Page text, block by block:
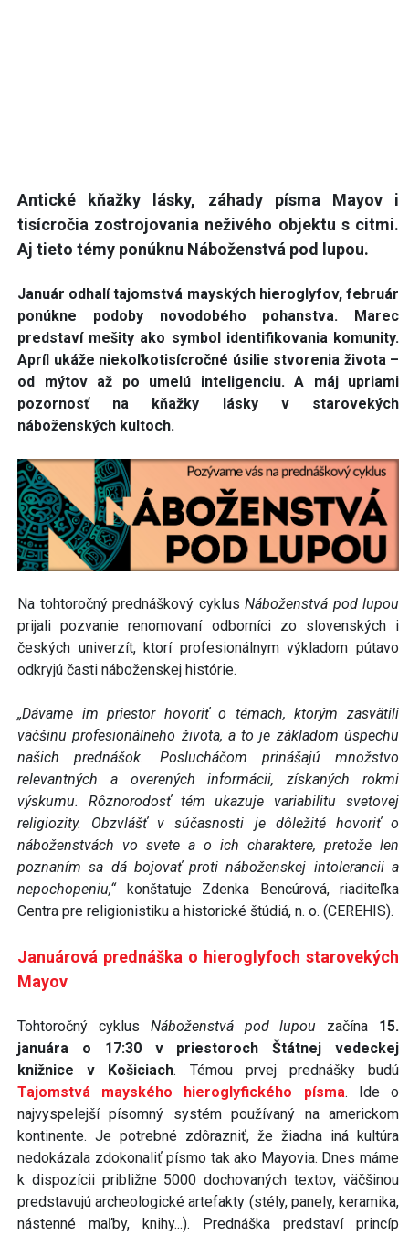
Antické kňažky lásky, záhady písma Mayov i
tisícročia zostrojovania neživého objektu s citmi.
Aj tieto témy ponúknu Náboženstvá pod lupou.
Január odhalí tajomstvá mayských hieroglyfov, február
ponúkne podoby novodobého pohanstva. Marec
predstaví mešity ako symbol identifikovania komunity.
Apríl ukáže niekoľkotisícročné úsilie stvorenia života –
od mýtov až po umelú inteligenciu. A máj upriami
pozornosť na kňažky lásky v starovekých
náboženských kultoch.
Na tohtoročný prednáškový cyklus Náboženstvá pod lupou
prijali pozvanie renomovaní odborníci zo slovenských i
českých univerzít, ktorí profesionálnym výkladom pútavo
odkryjú časti náboženskej histórie.
„Dávame im priestor hovoriť o témach, ktorým zasvätili
väčšinu profesionálneho života, a to je základom úspechu
našich prednášok. Poslucháčom prinášajú množstvo
relevantných a overených informácii, získaných rokmi
výskumu. Rôznorodosť tém ukazuje variabilitu svetovej
religiozity. Obzvlášť v súčasnosti je dôležité hovoriť o
náboženstvách vo svete a o ich charaktere, pretože len
poznaním sa dá bojovať proti náboženskej intolerancii a
nepochopeniu,“ konštatuje Zdenka Bencúrová, riaditeľka
Centra pre religionistiku a historické štúdiá, n. o. (CEREHIS).
Januárová prednáška o hieroglyfoch starovekých
Mayov
Tohtoročný cyklus Náboženstvá pod lupou začína 15.
januára o 17:30 v priestoroch Štátnej vedeckej
knižnice v Košiciach. Témou prvej prednášky budú
Tajomstvá mayského hieroglyfického písma. Ide o
najvyspelejší písomný systém používaný na americkom
kontinente. Je potrebné zdôrazniť, že žiadna iná kultúra
nedokázala zdokonaliť písmo tak ako Mayovia. Dnes máme
k dispozícii približne 5000 dochovaných textov, väčšinou
predstavujú archeologické artefakty (stély, panely, keramika,
nástenné maľby, knihy...). Prednáška predstaví princíp